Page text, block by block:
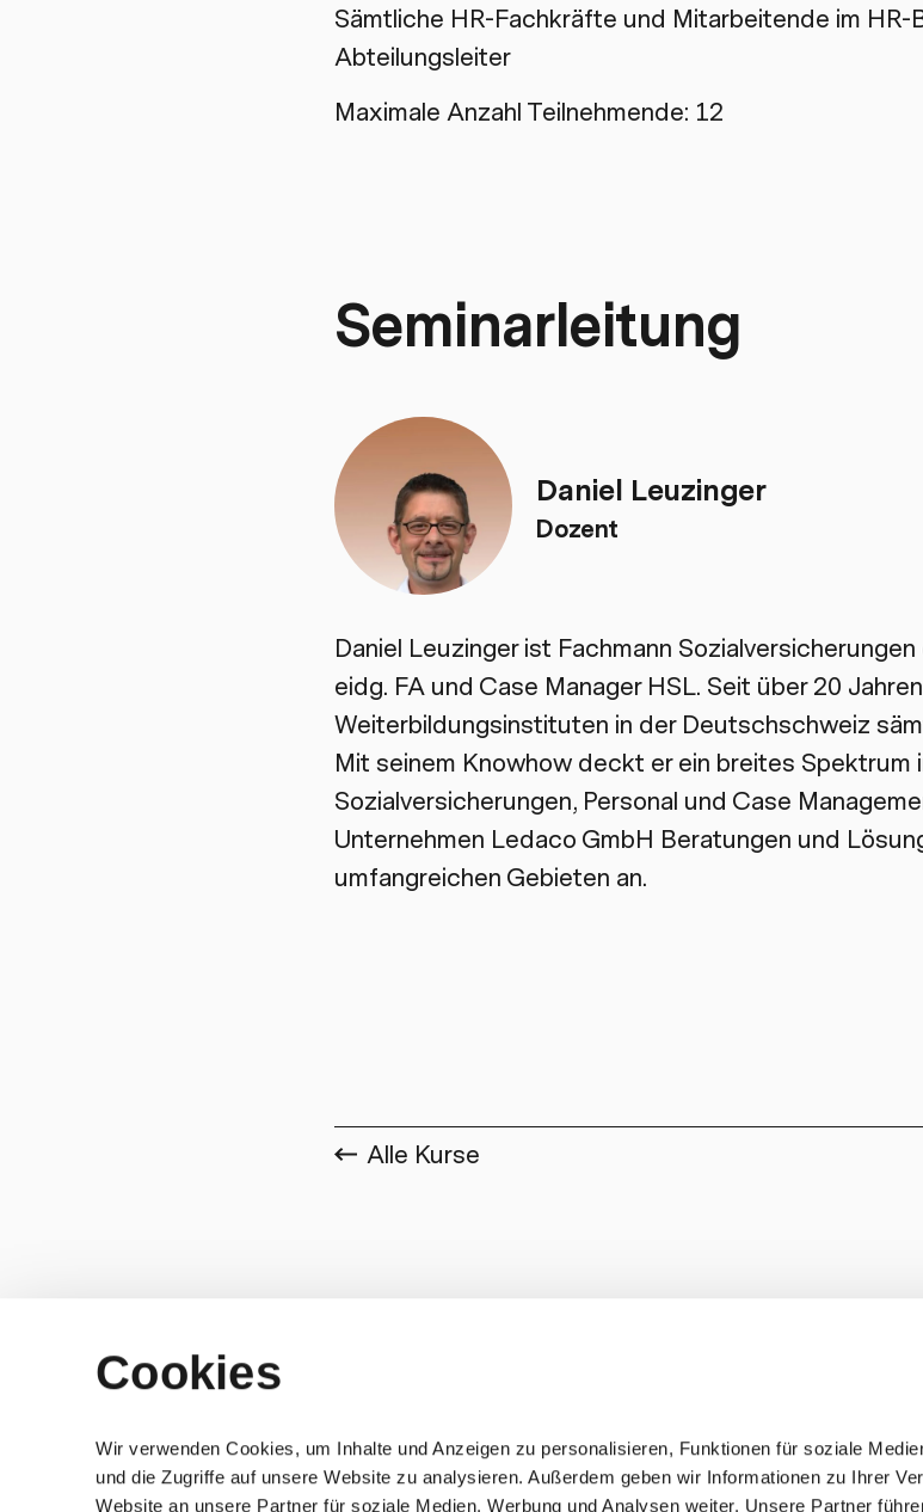
Cookies
Wir verwenden Cookies, um Inhalte und Anzeigen zu personalisieren, Funktionen für soziale
und die Zugriffe auf unsere Website zu analysieren. Außerdem geben wir Informationen zu Ihrer
Website an unsere Partner für soziale Medien, Werbung und Analysen weiter. Unsere Partner
Sämtliche HR-Fachkräfte und Mitarbeitende im HR-
Abteilungsleiter
Maximale Anzahl Teilnehmende: 12
Seminarleitung
Daniel Leuzinger
Dozent
Daniel Leuzinger ist Fachmann
eidg. FA und Case Manager HSL. Seit über 20
Weiterbildungsinstituten in der Deutschschweiz
Mit seinem Knowhow deckt er ein breites Spektrum
Sozialversicherungen, Personal und Case
Unternehmen Ledaco GmbH Beratungen und
umfangreichen Gebieten an.
Alle Kurse